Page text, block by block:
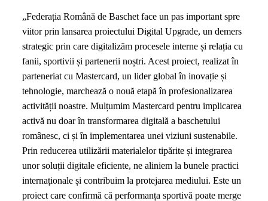
„Federația Română de Baschet face un pas important spre
viitor prin lansarea proiectului Digital Upgrade, un demers
strategic prin care digitalizăm procesele interne și relația cu
fanii, sportivii și partenerii noștri. Acest proiect, realizat în
parteneriat cu Mastercard, un lider global în inovație și
tehnologie, marchează o nouă etapă în profesionalizarea
activității noastre. Mulțumim Mastercard pentru implicarea
activă nu doar în transformarea digitală a baschetului
românesc, ci și în implementarea unei viziuni sustenabile.
Prin reducerea utilizării materialelor tipărite și integrarea
unor soluții digitale eficiente, ne aliniem la bunele practici
internaționale și contribuim la protejarea mediului. Este un
proiect care confirmă că performanța sportivă poate merge